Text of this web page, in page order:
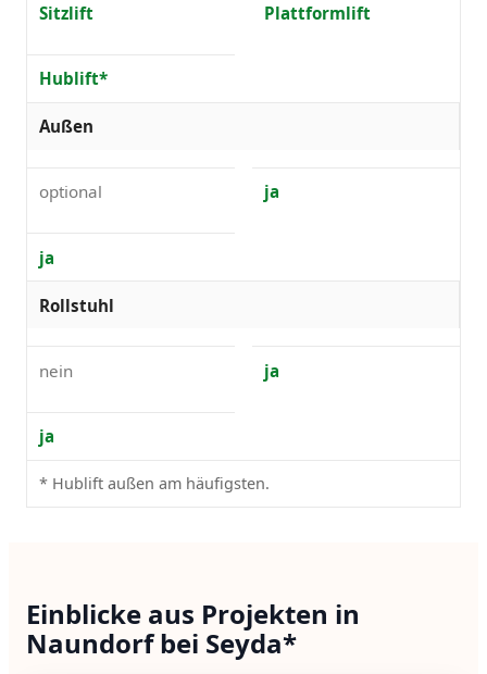
Sitzlift Plattformlift
Hublift*
Außen
optional ja
ja
Rollstuhl
nein ja
ja
* Hublift außen am häufigsten.
Einblicke aus Projekten in
Naundorf bei Seyda*